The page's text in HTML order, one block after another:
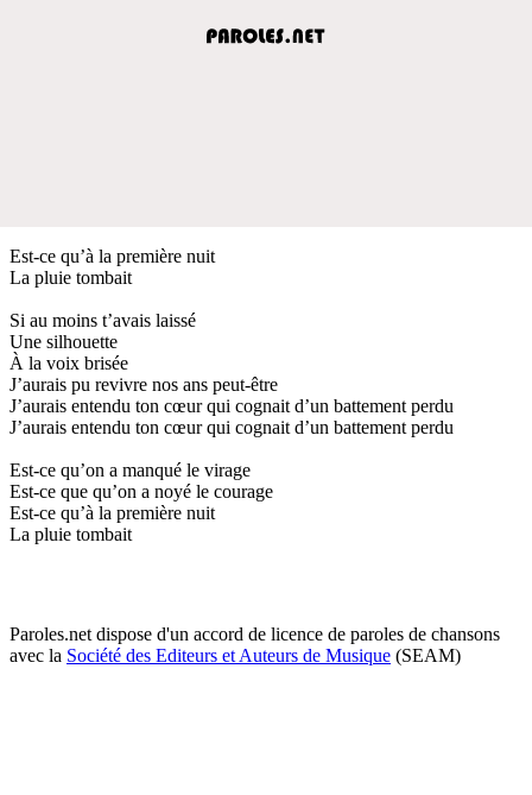
Est-ce qu’à la première nuit
La pluie tombait
Si au moins t’avais laissé
Une silhouette
À la voix brisée
J’aurais pu revivre nos ans peut-être
J’aurais entendu ton cœur qui cognait d’un battement perdu
J’aurais entendu ton cœur qui cognait d’un battement perdu
Est-ce qu’on a manqué le virage
Est-ce que qu’on a noyé le courage
Est-ce qu’à la première nuit
La pluie tombait
Paroles.net dispose d'un accord de licence de paroles de chansons
avec la Société des Editeurs et Auteurs de Musique (SEAM)